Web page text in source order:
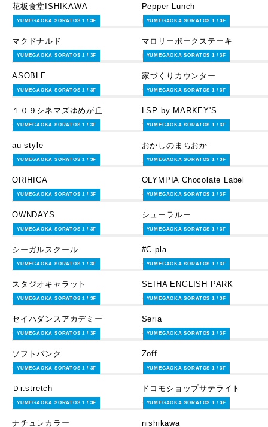
花板食堂ISHIKAWA
レストラン・カフェ
Pepper Lunch
レストラン・カフェ
YUMEGAOKA SORATOS 1 / 3F
マクドナルド
レストラン・カフェ
YUMEGAOKA SORATOS 1 / 3F
マロリーポークステーキ
レストラン・カフェ
YUMEGAOKA SORATOS 1 / 3F
ASOBLE
サービス・その他
YUMEGAOKA SORATOS 1 / 3F
家づくりカウンター
サービス・その他
YUMEGAOKA SORATOS 1 / 3F
１０９シネマズゆめが丘
サービス・その他
YUMEGAOKA SORATOS 1 / 3F
LSP by MARKEY'S
ファッション
YUMEGAOKA SORATOS 1 / 3F
au style
サービス・その他
YUMEGAOKA SORATOS 1 / 3F
おかしのまちおか
スイーツ＆フード
YUMEGAOKA SORATOS 1 / 3F
ORIHICA
ファッション
YUMEGAOKA SORATOS 1 / 3F
OLYMPIA Chocolate Label
ライフスタイルグッズ
YUMEGAOKA SORATOS 1 / 3F
OWNDAYS
ライフスタイルグッズ
YUMEGAOKA SORATOS 1 / 3F
シューラルー
ファッション
YUMEGAOKA SORATOS 1 / 3F
シーガルスクール
ファッション
YUMEGAOKA SORATOS 1 / 3F
#C-pla
サービス・その他
YUMEGAOKA SORATOS 1 / 3F
スタジオキャラット
サービス・その他
YUMEGAOKA SORATOS 1 / 3F
SEIHA ENGLISH PARK
サービス・その他
YUMEGAOKA SORATOS 1 / 3F
セイハダンスアカデミー
サービス・その他
YUMEGAOKA SORATOS 1 / 3F
Seria
ライフスタイルグッズ
YUMEGAOKA SORATOS 1 / 3F
ソフトバンク
サービス・その他
YUMEGAOKA SORATOS 1 / 3F
Zoff
ライフスタイルグッズ
YUMEGAOKA SORATOS 1 / 3F
Ｄr.stretch
サービス・その他
YUMEGAOKA SORATOS 1 / 3F
ドコモショップサテライト
サービス・その他
YUMEGAOKA SORATOS 1 / 3F
ナチュレカラー
YUMEGAOKA SORATOS 1 / 3F
nishikawa